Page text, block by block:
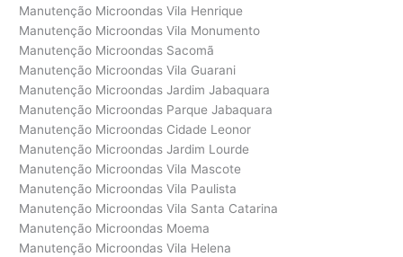
Manutenção Microondas Vila Henrique
Manutenção Microondas Vila Monumento
Manutenção Microondas Sacomã
Manutenção Microondas Vila Guarani
Manutenção Microondas Jardim Jabaquara
Manutenção Microondas Parque Jabaquara
Manutenção Microondas Cidade Leonor
Manutenção Microondas Jardim Lourde
Manutenção Microondas Vila Mascote
Manutenção Microondas Vila Paulista
Manutenção Microondas Vila Santa Catarina
Manutenção Microondas Moema
Manutenção Microondas Vila Helena